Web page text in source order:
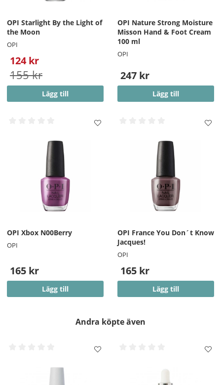
OPI Starlight By the Light of
the Moon
OPI
124 kr
155 kr
Lägg till
OPI Nature Strong Moisture
Misson Hand & Foot Cream
100 ml
OPI
247 kr
Lägg till
OPI Xbox N00Berry
OPI
165 kr
Lägg till
OPI France You Don´t Know
Jacques!
OPI
165 kr
Lägg till
Andra köpte även